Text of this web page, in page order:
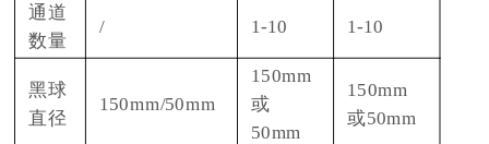
通道
数量
/ 1-10 1-10
黑球
直径
150mm/50mm
150mm
或
50mm
150mm
或50mm